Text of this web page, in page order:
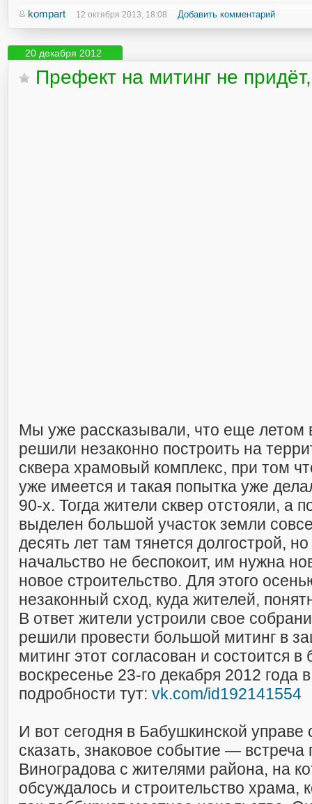
kompart 12 октября 2013, 18:08 Добавить комментарий
20 декабря 2012
Префект на митинг не
Мы уже рассказывали, что еще летом
решили незаконно построить на
сквера храмовый комплекс, при том
уже имеется и такая попытка уже
90-х. Тогда жители сквер отстояли, а
выделен большой участок земли
десять лет там тянется долгострой,
начальство не беспокоит, им нужна
новое строительство. Для этого
незаконный сход, куда жителей,
В ответ жители устроили свое
решили провести большой митинг в
митинг этот согласован и состоится
воскресенье 23-го декабря 2012 года
подробности тут: vk.com/id192141554
И вот сегодня в Бабушкинской
сказать, знаковое событие —
Виноградова с жителями района, на
обсуждалось и строительство храма,